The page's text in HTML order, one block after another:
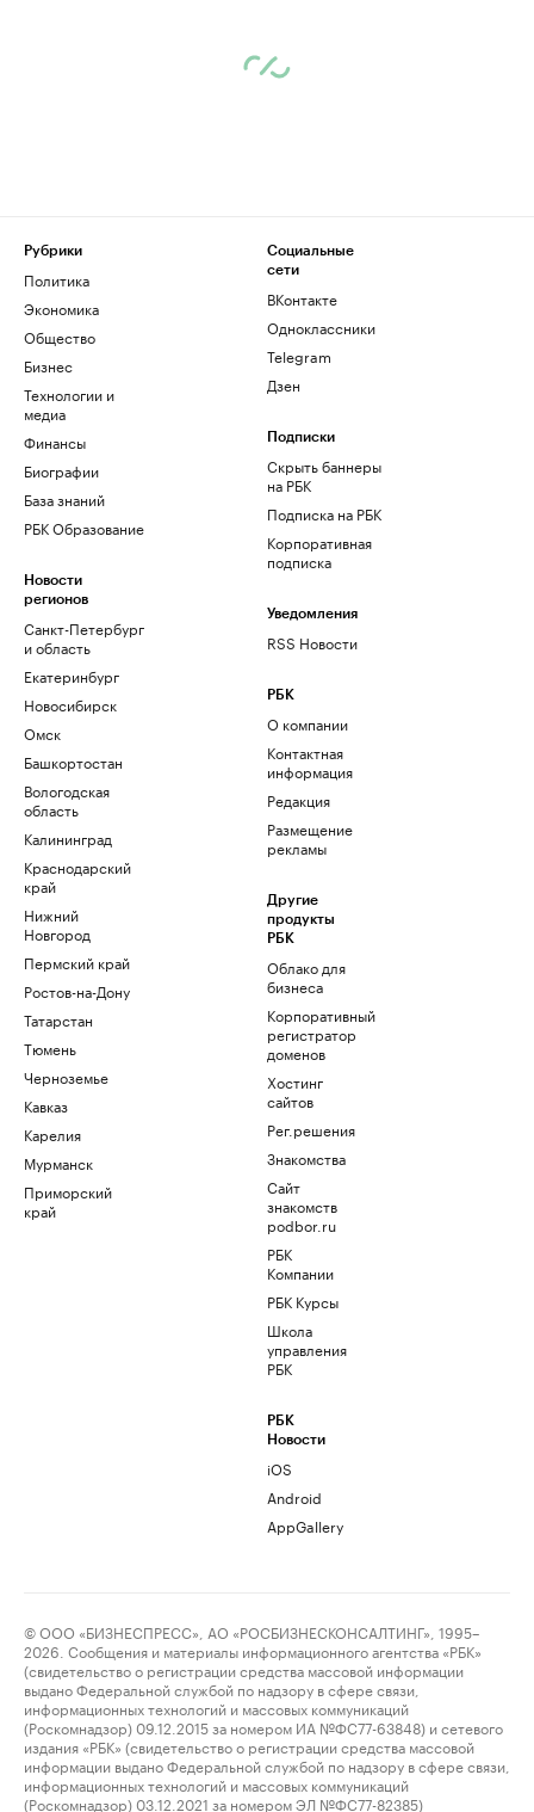
Рубрики
Политика
Экономика
Общество
Бизнес
Технологии и
медиа
Финансы
Биографии
База знаний
РБК Образование
Новости
регионов
Санкт-Петербург
и область
Екатеринбург
Новосибирск
Омск
Башкортостан
Вологодская
область
Калининград
Краснодарский
край
Нижний
Новгород
Пермский край
Ростов-на-Дону
Татарстан
Тюмень
Черноземье
Кавказ
Карелия
Мурманск
Приморский
край
Социальные
сети
ВКонтакте
Одноклассники
Telegram
Дзен
Подписки
Скрыть баннеры
на РБК
Подписка на РБК
Корпоративная
подписка
Уведомления
RSS Новости
РБК
О компании
Контактная
информация
Редакция
Размещение
рекламы
Другие
продукты
РБК
Облако для
бизнеса
Корпоративный
регистратор
доменов
Хостинг
сайтов
Рег.решения
Знакомства
Сайт
знакомств
podbor.ru
РБК
Компании
РБК Курсы
Школа
управления
РБК
РБК
Новости
iOS
Android
AppGallery
© ООО «БИЗНЕСПРЕСС», АО «РОСБИЗНЕСКОНСАЛТИНГ», 1995–
2026. Сообщения и материалы информационного агентства «РБК»
(свидетельство о регистрации средства массовой информации
выдано Федеральной службой по надзору в сфере связи,
информационных технологий и массовых коммуникаций
(Роскомнадзор) 09.12.2015 за номером ИА №ФС77-63848) и сетевого
издания «РБК» (свидетельство о регистрации средства массовой
информации выдано Федеральной службой по надзору в сфере связи,
информационных технологий и массовых коммуникаций
(Роскомнадзор) 03.12.2021 за номером ЭЛ №ФС77-82385)